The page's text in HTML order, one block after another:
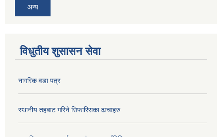
अन्य
विधुतीय शुसासन सेवा
नागरिक वडा पत्र
स्थानीय तहबाट गरिने सिफारिसका ढाचाहरु